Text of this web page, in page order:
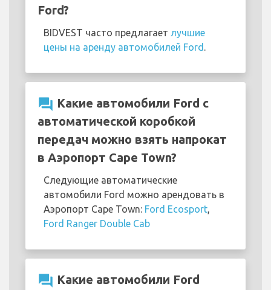
Ford?
BIDVEST часто предлагает лучшие
цены на аренду автомобилей Ford .
question_answer Какие автомобили Ford с
автоматической коробкой
передач можно взять напрокат
в Аэропорт Cape Town?
Следующие автоматические
автомобили Ford можно арендовать в
Аэропорт Cape Town: Ford Ecosport,
Ford Ranger Double Cab
question_answer Какие автомобили Ford